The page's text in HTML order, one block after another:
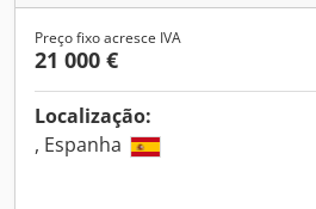
Preço fixo acresce IVA
21 000 €
Localização:
, Espanha